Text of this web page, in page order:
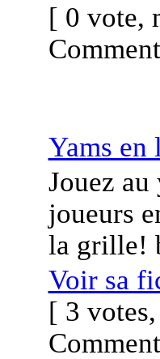
[ 0
Yams en
Jouez
joueurs
la grille!
Voir sa
[ 3